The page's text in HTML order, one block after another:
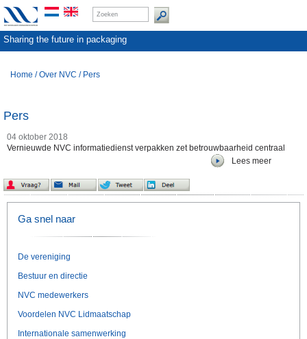
Sharing the future in packaging
Home /Over NVC / Pers
Pers
04 oktober 2018
Vernieuwde NVC informatiedienst verpakken zet betrouwbaarheid centraal
Lees meer
Ga snel naar
De vereniging
Bestuur en directie
NVC medewerkers
Voordelen NVC Lidmaatschap
Internationale samenwerking